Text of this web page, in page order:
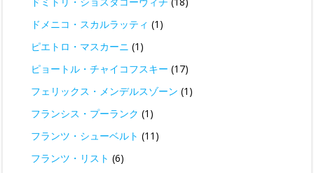
ドメニコ・スカルラッティ (1)
ピエトロ・マスカーニ (1)
ピョートル・チャイコフスキー (17)
フェリックス・メンデルスゾーン (1)
フランシス・プーランク (1)
フランツ・シューベルト (11)
フランツ・リスト (6)